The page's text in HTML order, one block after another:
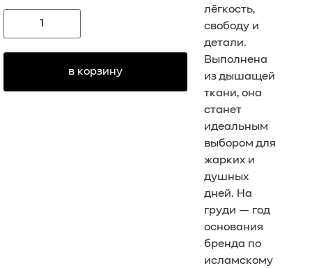
в корзину
лёгкость,
свободу и
детали.
Выполнена
из дышащей
ткани, она
станет
идеальным
выбором для
жарких и
душных
дней. На
груди — год
основания
бренда по
исламскому